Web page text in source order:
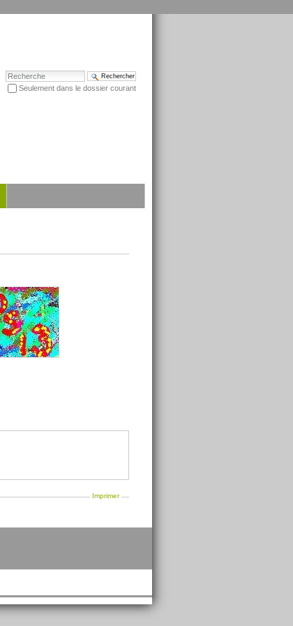
Chercher par
Seulement dans le dossier courant
Imprimer